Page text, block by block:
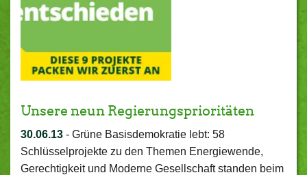
Unsere neun Regierungsprioritäten
30.06.13 - Grüne Basisdemokratie lebt: 58
Schlüsselprojekte zu den Themen Energiewende,
Gerechtigkeit und Moderne Gesellschaft standen beim